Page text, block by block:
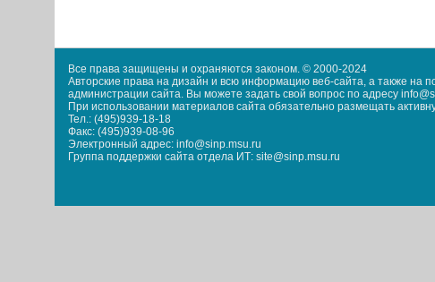
Все права защищены и охраняются законом. © 2000-2024
Авторские права на дизайн и всю информацию веб-сайта, а также
администрации сайта. Вы можете задать свой вопрос по адресу
При использовании материалов сайта обязательно размещать
Тел.: (495)939-18-18
Факс: (495)939-08-96
Электронный адрес: info@sinp.msu.ru
Группа поддержки сайта отдела ИТ: site@sinp.msu.ru